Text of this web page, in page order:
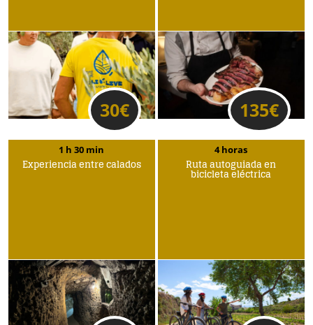
135€
1 h 30 min
Experiencia entre calados
4 horas
Ruta autoguiada en
bicicleta eléctrica
30€